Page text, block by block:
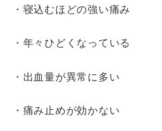
・寝込むほどの強い痛み
・年々ひどくなっている
・出血量が異常に多い
・痛み止めが効かない